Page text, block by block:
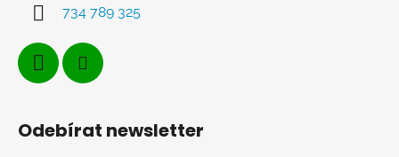
734 789 325
Odebírat newsletter